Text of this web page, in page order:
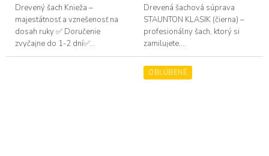
5
hviezdičiek.
Drevený šach Knieža –
majestátnosť a vznešenosť na
dosah ruky ✅ Doručenie
zvyčajne do 1-2 dní✅...
5
hviezdičiek.
Drevená šachová súprava
STAUNTON KLASIK (čierna) –
profesionálny šach, ktorý si
zamilujete....
OBĽÚBENÉ